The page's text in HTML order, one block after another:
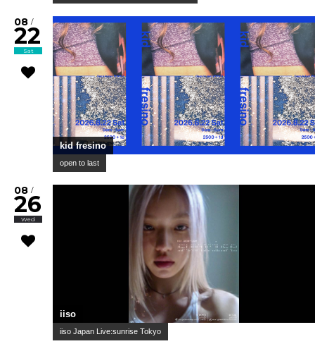
08 /
22
Sat
kid fresino
open to last
08 /
26
Wed
iiso
iiso Japan Live:sunrise Tokyo